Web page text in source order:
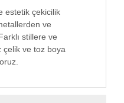
estetik çekicilik
ve
stillere ve
çelik ve toz boya